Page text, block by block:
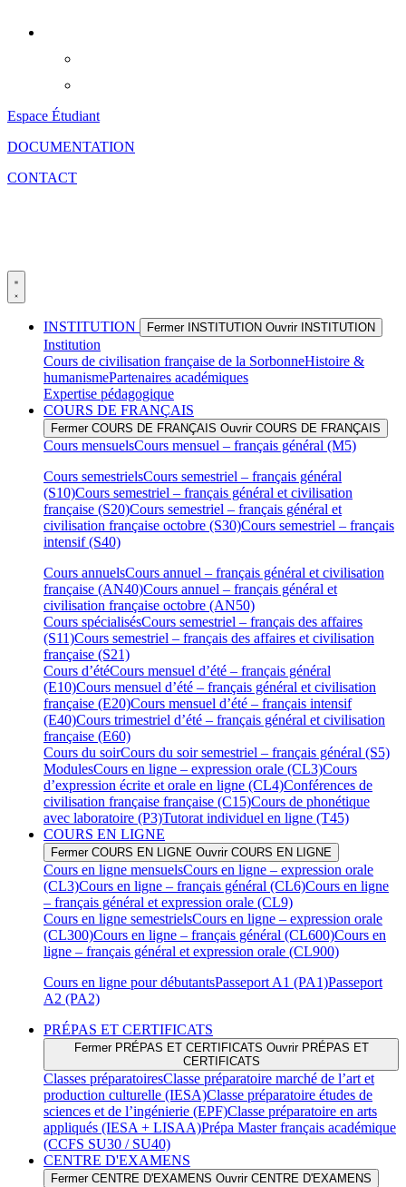
Espace Étudiant
DOCUMENTATION
CONTACT
INSTITUTION Fermer INSTITUTION Ouvrir INSTITUTION
Institution
Cours de civilisation française de la SorbonneHistoire &
humanismePartenaires académiques
Expertise pédagogique
COURS DE FRANÇAIS
Fermer COURS DE FRANÇAIS Ouvrir COURS DE FRANÇAIS
Cours mensuelsCours mensuel – français général (M5)
Cours semestrielsCours semestriel – français général
(S10)Cours semestriel – français général et civilisation
française (S20)Cours semestriel – français général et
civilisation française octobre (S30)Cours semestriel – français
intensif (S40)
Cours annuelsCours annuel – français général et civilisation
française (AN40)Cours annuel – français général et
civilisation française octobre (AN50)
Cours spécialisésCours semestriel – français des affaires
(S11)Cours semestriel – français des affaires et civilisation
française (S21)
Cours d’étéCours mensuel d’été – français général
(E10)Cours mensuel d’été – français général et civilisation
française (E20)Cours mensuel d’été – français intensif
(E40)Cours trimestriel d’été – français général et civilisation
française (E60)
Cours du soirCours du soir semestriel – français général (S5)
ModulesCours en ligne – expression orale (CL3)Cours
d’expression écrite et orale en ligne (CL4)Conférences de
civilisation française française (C15)Cours de phonétique
avec laboratoire (P3)Tutorat individuel en ligne (T45)
COURS EN LIGNE
Fermer COURS EN LIGNE Ouvrir COURS EN LIGNE
Cours en ligne mensuelsCours en ligne – expression orale
(CL3)Cours en ligne – français général (CL6)Cours en ligne
– français général et expression orale (CL9)
Cours en ligne semestrielsCours en ligne – expression orale
(CL300)Cours en ligne – français général (CL600)Cours en
ligne – français général et expression orale (CL900)
Cours en ligne pour débutantsPasseport A1 (PA1)Passeport
A2 (PA2)
PRÉPAS ET CERTIFICATS
Fermer PRÉPAS ET CERTIFICATS Ouvrir PRÉPAS ET
CERTIFICATS
Classes préparatoiresClasse préparatoire marché de l’art et
production culturelle (IESA)Classe préparatoire études de
sciences et de l’ingénierie (EPF)Classe préparatoire en arts
appliqués (IESA + LISAA)Prépa Master français académique
(CCFS SU30 / SU40)
CENTRE D'EXAMENS
Fermer CENTRE D'EXAMENS Ouvrir CENTRE D'EXAMENS